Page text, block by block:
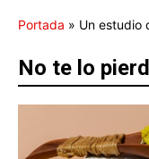
Portada » Un estudio
No te lo